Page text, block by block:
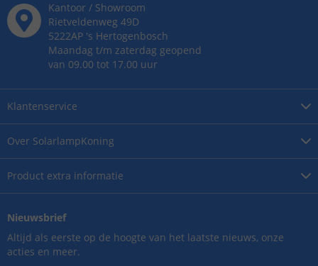
Over SolarlampKoning
Product extra informatie
Klantenservice
Kantoor / Showroom
Rietveldenweg 49D
5222AP 's Hertogenbosch
Maandag t/m zaterdag geopend
van 09.00 tot 17.00 uur
Nieuwsbrief
Altijd als eerste op de hoogte van het laatste nieuws, onze
acties en meer.